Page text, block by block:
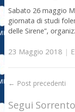
Sabato 26 maggio
giornata di studi
delle Sirene”,
23 Maggio 2018 |
← Post precedenti
Segui